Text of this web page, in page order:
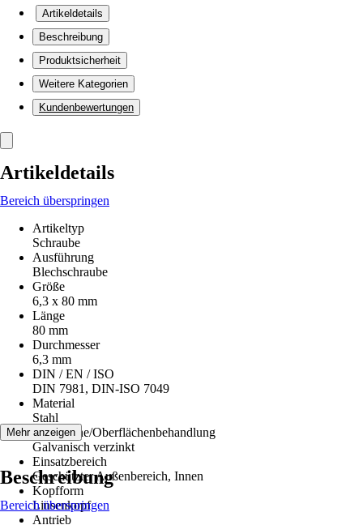
Artikeldetails
Beschreibung
Produktsicherheit
Weitere Kategorien
Kundenbewertungen
Artikeldetails
Bereich überspringen
Artikeltyp
Schraube
Ausführung
Blechschraube
Größe
6,3 x 80 mm
Länge
80 mm
Durchmesser
6,3 mm
DIN / EN / ISO
DIN 7981, DIN-ISO 7049
Material
Stahl
Oberfläche/Oberflächenbehandlung
Galvanisch verzinkt
Einsatzbereich
Geschützter Außenbereich, Innen
Kopfform
Linsenkopf
Antrieb
Mehr anzeigen
Beschreibung
Bereich überspringen